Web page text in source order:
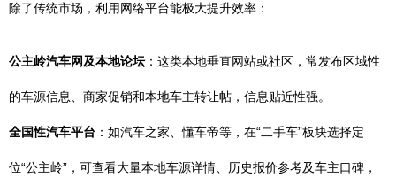
除了传统市场，利用网络平台能极大提升效率：
公主岭汽车网及本地论坛：这类本地垂直网站或社区，常发布区域性
的车源信息、商家促销和本地车主转让帖，信息贴近性强。
全国性汽车平台 ：如汽车之家、懂车帝等，在“二手车”板块选择定
位“公主岭”，可查看大量本地车源详情、历史报价参考及车主口碑，